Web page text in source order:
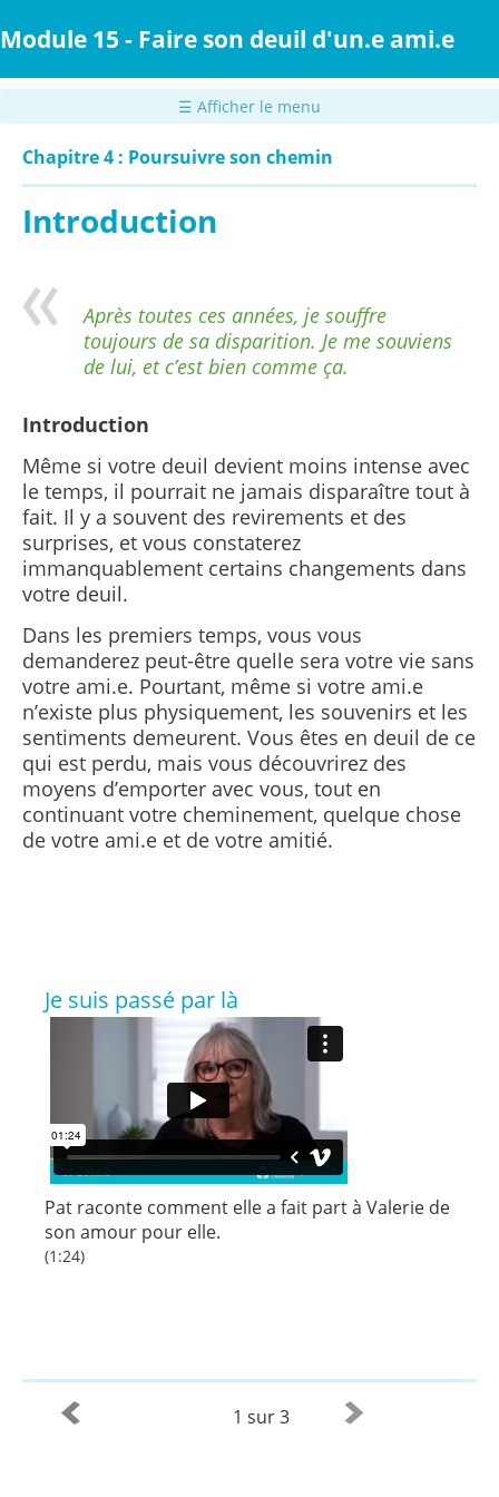
au
principal
Module 15 - Faire son deuil d'un.e ami.e
☰ Afficher le menu
Chapitre 4 : Poursuivre son chemin
Introduction
Après toutes ces années, je souffre
toujours de sa disparition. Je me souviens
de lui, et c’est bien comme ça.
Introduction
Même si votre deuil devient moins intense avec
le temps, il pourrait ne jamais disparaître tout à
fait. Il y a souvent des revirements et des
surprises, et vous constaterez
immanquablement certains changements dans
votre deuil.
Dans les premiers temps, vous vous
demanderez peut-être quelle sera votre vie sans
votre ami.e. Pourtant, même si votre ami.e
n’existe plus physiquement, les souvenirs et les
sentiments demeurent. Vous êtes en deuil de ce
qui est perdu, mais vous découvrirez des
moyens d’emporter avec vous, tout en
continuant votre cheminement, quelque chose
de votre ami.e et de votre amitié.
Je suis passé par là
Pat raconte comment elle a fait part à Valerie de
son amour pour elle.
(1:24)
1 sur 3